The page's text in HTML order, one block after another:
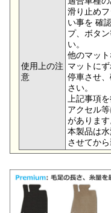
使用上の注
意
滑り止め
い事を 確
プ、ボタ
い。
他のマット
マットに
停車させ
さい。
上記事項
アクセル
があります
本製品は
させてから